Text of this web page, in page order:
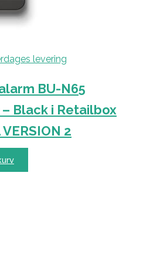
levering
BU-N65
Black i Retailbox
2